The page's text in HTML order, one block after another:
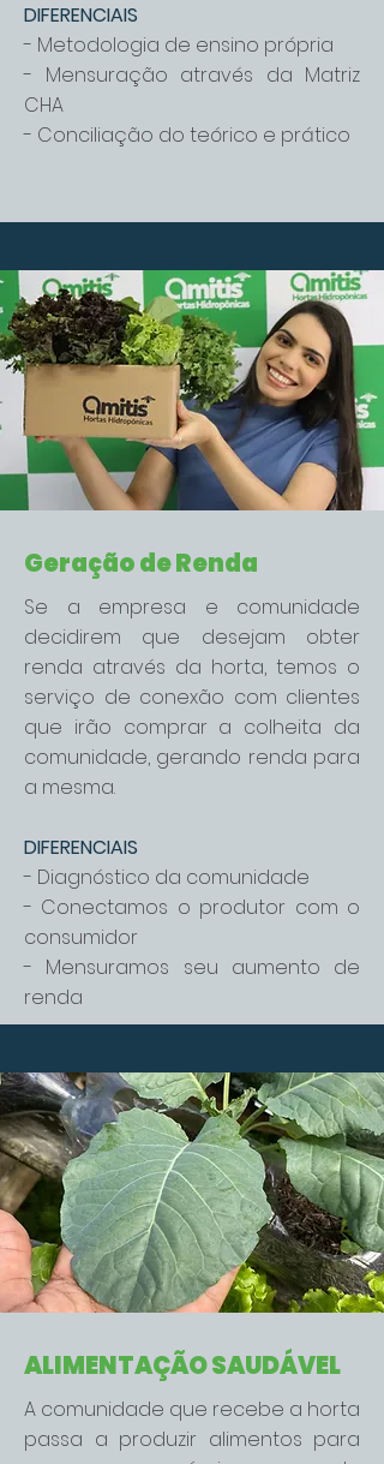
DIFERENCIAIS
- Metodologia de ensino própria
- Mensuração através da Matriz
CHA
- Conciliação do teórico e prático
Geração de Renda
Se a empresa e comunidade
decidirem que desejam obter
renda através da horta, temos o
serviço de conexão com clientes
que irão comprar a colheita da
comunidade, gerando renda para
a mesma.
DIFERENCIAIS
- Diagnóstico da comunidade
- Conectamos o produtor com o
consumidor
- Mensuramos seu aumento de
renda
ALIMENTAÇÃO SAUDÁVEL
A comunidade que recebe a horta
passa a produzir alimentos para